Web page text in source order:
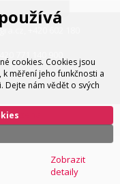
cookies. Cookies jsou
měření jeho funkčnosti a
Dejte nám vědět o svých
Zobrazit
detaily